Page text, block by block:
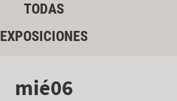
TODAS
EXPOSICIONES
mié06